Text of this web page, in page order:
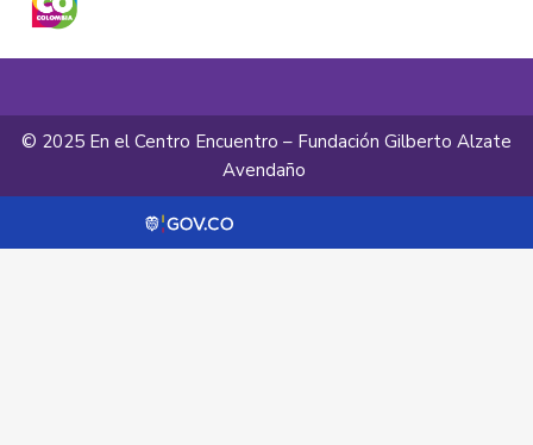
© 2025 En el Centro Encuentro – Fundación Gilberto Alzate
Avendaño